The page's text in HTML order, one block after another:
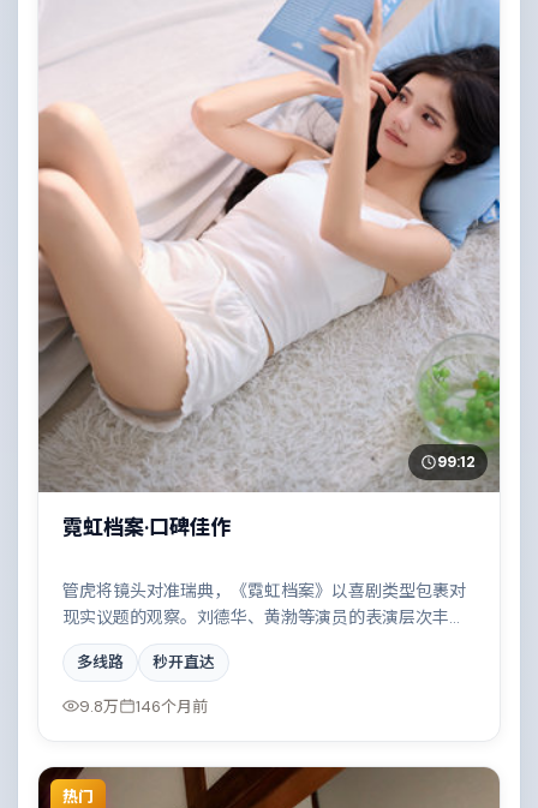
99:12
霓虹档案·口碑佳作
管虎将镜头对准瑞典，《霓虹档案》以喜剧类型包裹对
现实议题的观察。刘德华、黄渤等演员的表演层次丰
富，一场看似偶然的事故牵出陈年秘辛。全片在类型元
素与人文关怀之间取得平衡。
多线路 秒开直达
9.8万 146个月前
热门